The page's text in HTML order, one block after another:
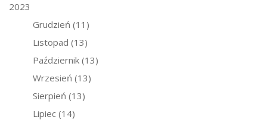
2023
Grudzień (11)
Listopad (13)
Październik (13)
Wrzesień (13)
Sierpień (13)
Lipiec (14)